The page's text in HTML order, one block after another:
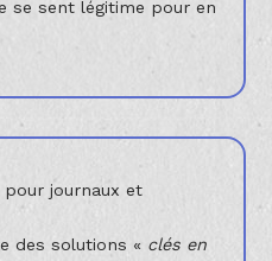
se sent légitime pour en
pour journaux et
des solutions « clés en